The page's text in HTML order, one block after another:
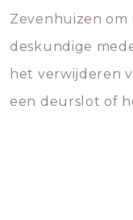
Zevenhuizen
deskundige
het verwijderen
een deurslot of